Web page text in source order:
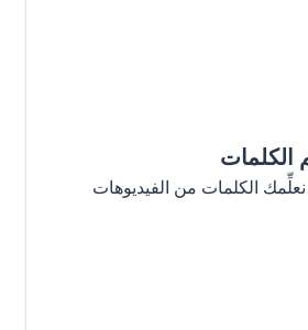
الكلمات
الكلمات من الفيديوهات